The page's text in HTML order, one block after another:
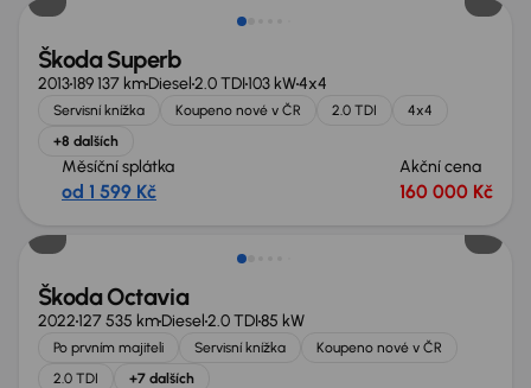
Škoda Superb
2013189 137 kmDiesel2.0 TDI103 kW4x4
Servisní knížka Koupeno nové v ČR 2.0 TDI
4x4
+8 dalších
Měsíční splátka
od 1 599 Kč
Akční cena
160 000 Kč
Extra sleva 19 000 Kč
Škoda Octavia
2022127 535 kmDiesel2.0 TDI85 kW
Po prvním majiteli Servisní knížka
Koupeno nové v ČR
2.0 TDI
+7 dalších